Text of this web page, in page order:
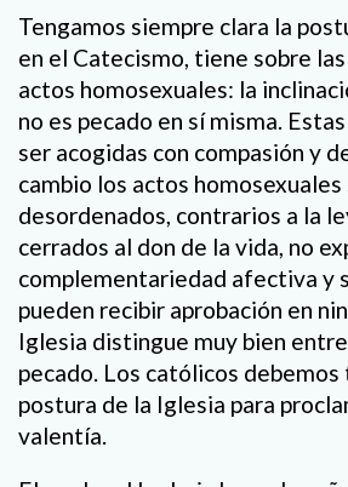
Tengamos siempre clara la
en el Catecismo, tiene sobre
actos homosexuales: la
no es pecado en sí misma.
ser acogidas con compasión y
cambio los actos homosexuales
desordenados, contrarios a la
cerrados al don de la vida, no
complementariedad afectiva y
pueden recibir aprobación en
Iglesia distingue muy bien
pecado. Los católicos
postura de la Iglesia para
valentía.